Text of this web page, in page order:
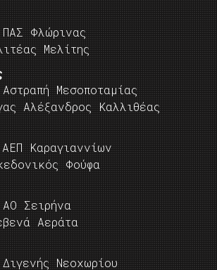
Φλώρινας
Μελίτης
Μεσοποταμίας
Αλέξανδρος Καλλιθέας
ΑΕΠ Καραγιαννίων
Φούφα
Σειρήνα
Αεράτα
Νεοχωρίου